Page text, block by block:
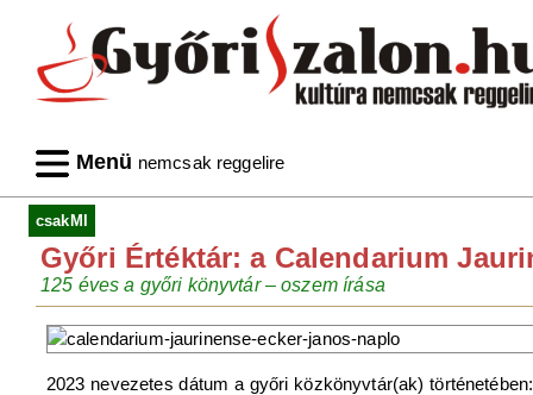
Menü nemcsak reggelire
csakMI
Győri Értéktár: a Calendarium
125 éves a győri könyvtár – oszem írása
2023 nevezetes dátum a győri közkönyvtár(ak)